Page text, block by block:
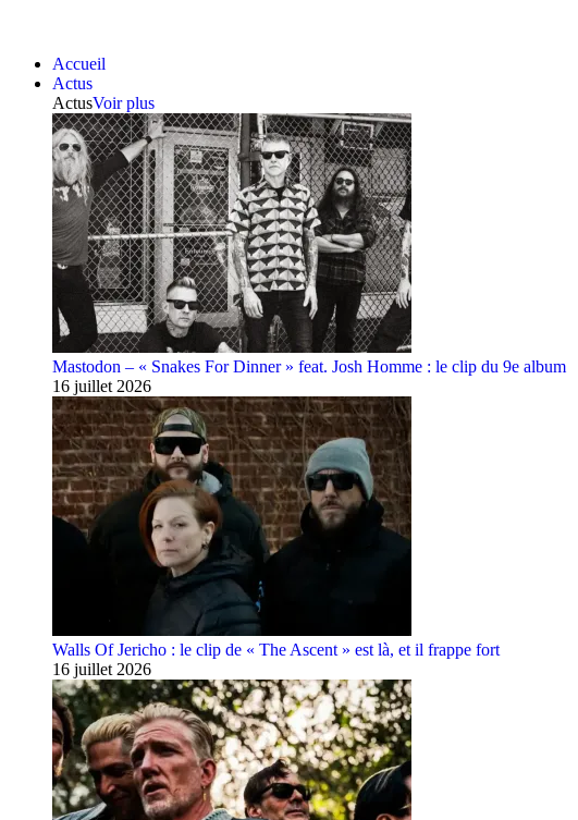
Accueil
Actus
ActusVoir plus
Mastodon – « Snakes For Dinner » feat. Josh Homme : le clip du 9e album
16 juillet 2026
Walls Of Jericho : le clip de « The Ascent » est là, et il frappe fort
16 juillet 2026